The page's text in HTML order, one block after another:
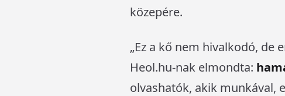
közepére.
„Ez a kő nem hivalkodó, de
Heol.hu-nak elmondta:
olvashatók, akik munkával,